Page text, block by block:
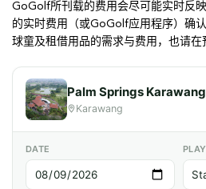
GoGolf所刊载的费用会尽可能实时反
的实时费用（或GoGolf应用程序）确
球童及租借用品的需求与费用，也请在